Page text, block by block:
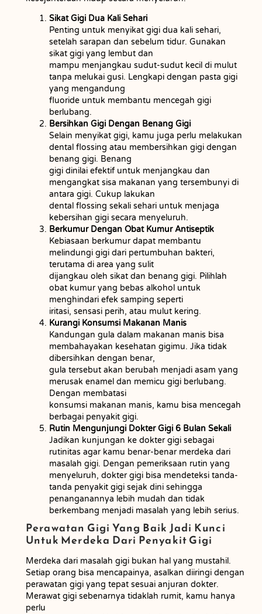
Sikat Gigi Dua Kali Sehari
Penting untuk menyikat gigi dua kali sehari,
setelah sarapan dan sebelum tidur. Gunakan
sikat gigi yang lembut dan
mampu menjangkau sudut-sudut kecil di mulut
tanpa melukai gusi. Lengkapi dengan pasta gigi
yang mengandung
fluoride untuk membantu mencegah gigi
berlubang.
Bersihkan Gigi Dengan Benang Gigi
Selain menyikat gigi, kamu juga perlu melakukan
dental flossing atau membersihkan gigi dengan
benang gigi. Benang
gigi dinilai efektif untuk menjangkau dan
mengangkat sisa makanan yang tersembunyi di
antara gigi. Cukup lakukan
dental flossing sekali sehari untuk menjaga
kebersihan gigi secara menyeluruh.
Berkumur Dengan Obat Kumur Antiseptik
Kebiasaan berkumur dapat membantu
melindungi gigi dari pertumbuhan bakteri,
terutama di area yang sulit
dijangkau oleh sikat dan benang gigi. Pilihlah
obat kumur yang bebas alkohol untuk
menghindari efek samping seperti
iritasi, sensasi perih, atau mulut kering.
Kurangi Konsumsi Makanan Manis
Kandungan gula dalam makanan manis bisa
membahayakan kesehatan gigimu. Jika tidak
dibersihkan dengan benar,
gula tersebut akan berubah menjadi asam yang
merusak enamel dan memicu gigi berlubang.
Dengan membatasi
konsumsi makanan manis, kamu bisa mencegah
berbagai penyakit gigi.
Rutin Mengunjungi Dokter Gigi 6 Bulan Sekali
Jadikan kunjungan ke dokter gigi sebagai
rutinitas agar kamu benar-benar merdeka dari
masalah gigi. Dengan pemeriksaan rutin yang
menyeluruh, dokter gigi bisa mendeteksi tanda-
tanda penyakit gigi sejak dini sehingga
penanganannya lebih mudah dan tidak
berkembang menjadi masalah yang lebih serius.
Perawatan Gigi Yang Baik Jadi Kunci
Untuk Merdeka Dari Penyakit Gigi
Merdeka dari masalah gigi bukan hal yang mustahil.
Setiap orang bisa mencapainya, asalkan diiringi dengan
perawatan gigi yang tepat sesuai anjuran dokter.
Merawat gigi sebenarnya tidaklah rumit, kamu hanya
perlu